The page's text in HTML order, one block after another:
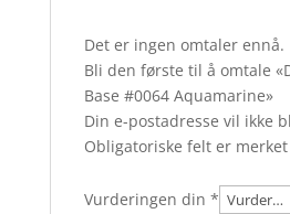
Det er ingen omtaler ennå.
Bli den første til å omtale
Base #0064 Aquamarine»
Din e-postadresse vil ikke
Obligatoriske felt er
Vurderingen din *